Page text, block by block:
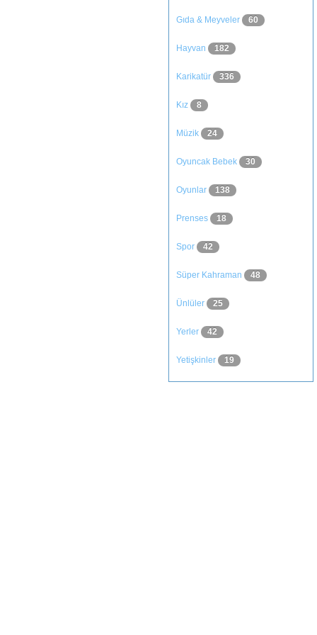
Gıda & Meyveler 60
Hayvan 182
Karikatür 336
Kız 8
Müzik 24
Oyuncak Bebek 30
Oyunlar 138
Prenses 18
Spor 42
Süper Kahraman 48
Ünlüler 25
Yerler 42
Yetişkinler 19